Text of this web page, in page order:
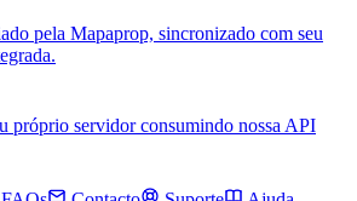
pela Mapaprop, sincronizado com seu
próprio servidor consumindo nossa API